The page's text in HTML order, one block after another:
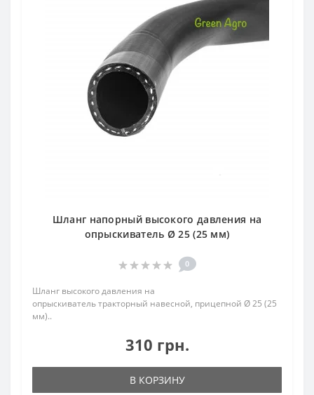
Шланг напорный высокого давления на
опрыскиватель Ø 25 (25 мм)
0
Шланг высокого давления на
опрыскиватель тракторный навесной, прицепной Ø 25 (25
мм)..
310 грн.
В КОРЗИНУ